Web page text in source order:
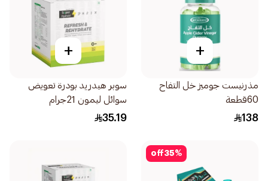
+
مذرنيست جوميز خل التفاح
60قطعة
138
+
سوبر هيدريد بودرة تعويض
سوائل ليمون 21جرام
35.19
35%
off